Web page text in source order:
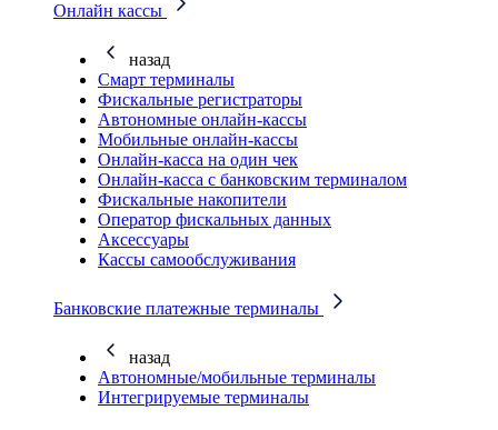
Онлайн кассы
назад
Смарт терминалы
Фискальные регистраторы
Автономные онлайн-кассы
Мобильные онлайн-кассы
Онлайн-касса на один чек
Онлайн-касса с банковским терминалом
Фискальные накопители
Оператор фискальных данных
Аксессуары
Кассы самообслуживания
Банковские платежные терминалы
назад
Автономные/мобильные терминалы
Интегрируемые терминалы